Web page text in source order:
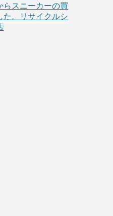
らスニーカーの買
た。リサイクルシ